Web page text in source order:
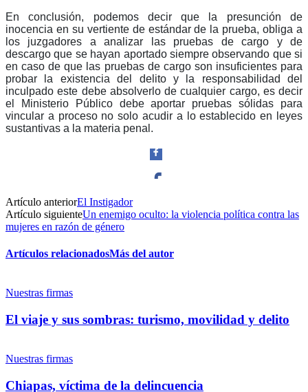
En conclusión, podemos decir que la presunción de
inocencia en su vertiente de estándar de la prueba, obliga a
los juzgadores a analizar las pruebas de cargo y de
descargo que se hayan aportado siempre observando que si
en caso de que las pruebas de cargo son insuficientes para
probar la existencia del delito y la responsabilidad del
inculpado este debe absolverlo de cualquier cargo, es decir
el Ministerio Público debe aportar pruebas sólidas para
vincular a proceso no solo acudir a lo establecido en leyes
sustantivas a la materia penal.
Facebook
Artículo anteriorEl Instigador
Artículo siguienteUn enemigo oculto: la violencia política contra las
mujeres en razón de género
Artículos relacionadosMás del autor
Nuestras firmas
El viaje y sus sombras: turismo, movilidad y delito
Nuestras firmas
Chiapas, víctima de la delincuencia